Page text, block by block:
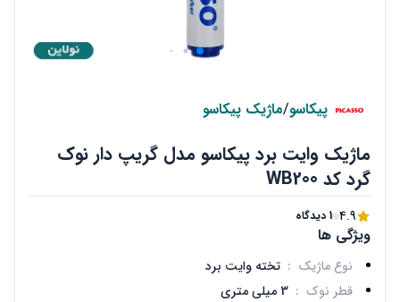
پیکاسو/ماژیک پیکاسو
ماژیک وایت برد پیکاسو مدل گریپ دار نوک
گرد کد WB200
4.9 1 دیدگاه
ویژگی ها
نوع ماژیک : تخته وایت برد
قطر نوک : 3 میلی متری